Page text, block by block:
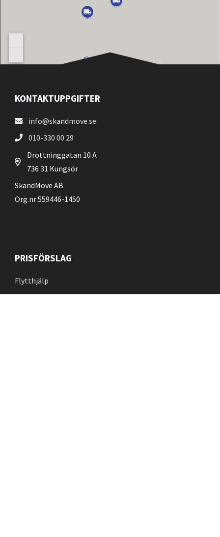
KONTAKTUPPGIFTER
info@skandmove.se
010-330 00 29
Drottninggatan 10 A
736 31 Kungsör
SkandMove AB
Org.nr:559446-1450
PRISFÖRSLAG
Flytthjälp
Flyttstädning